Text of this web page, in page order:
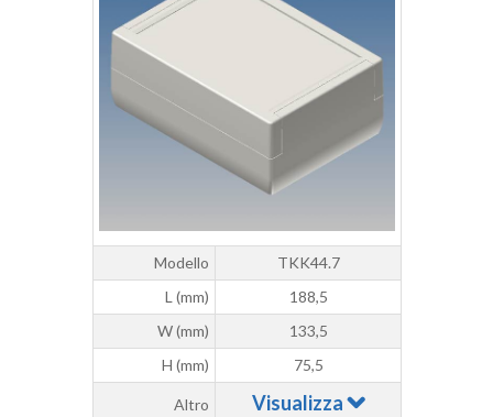
Modello
TKK44.7
L (mm)
188,5
W (mm)
133,5
H (mm)
75,5
Altro Visualizza